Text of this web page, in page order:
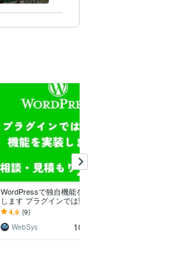
WordPressで独自機能を実装いた
します プラグインでは難しい機
能の実装・サイト独自のカスタマ
イズ
4.9 (9)
WebSys
100,000